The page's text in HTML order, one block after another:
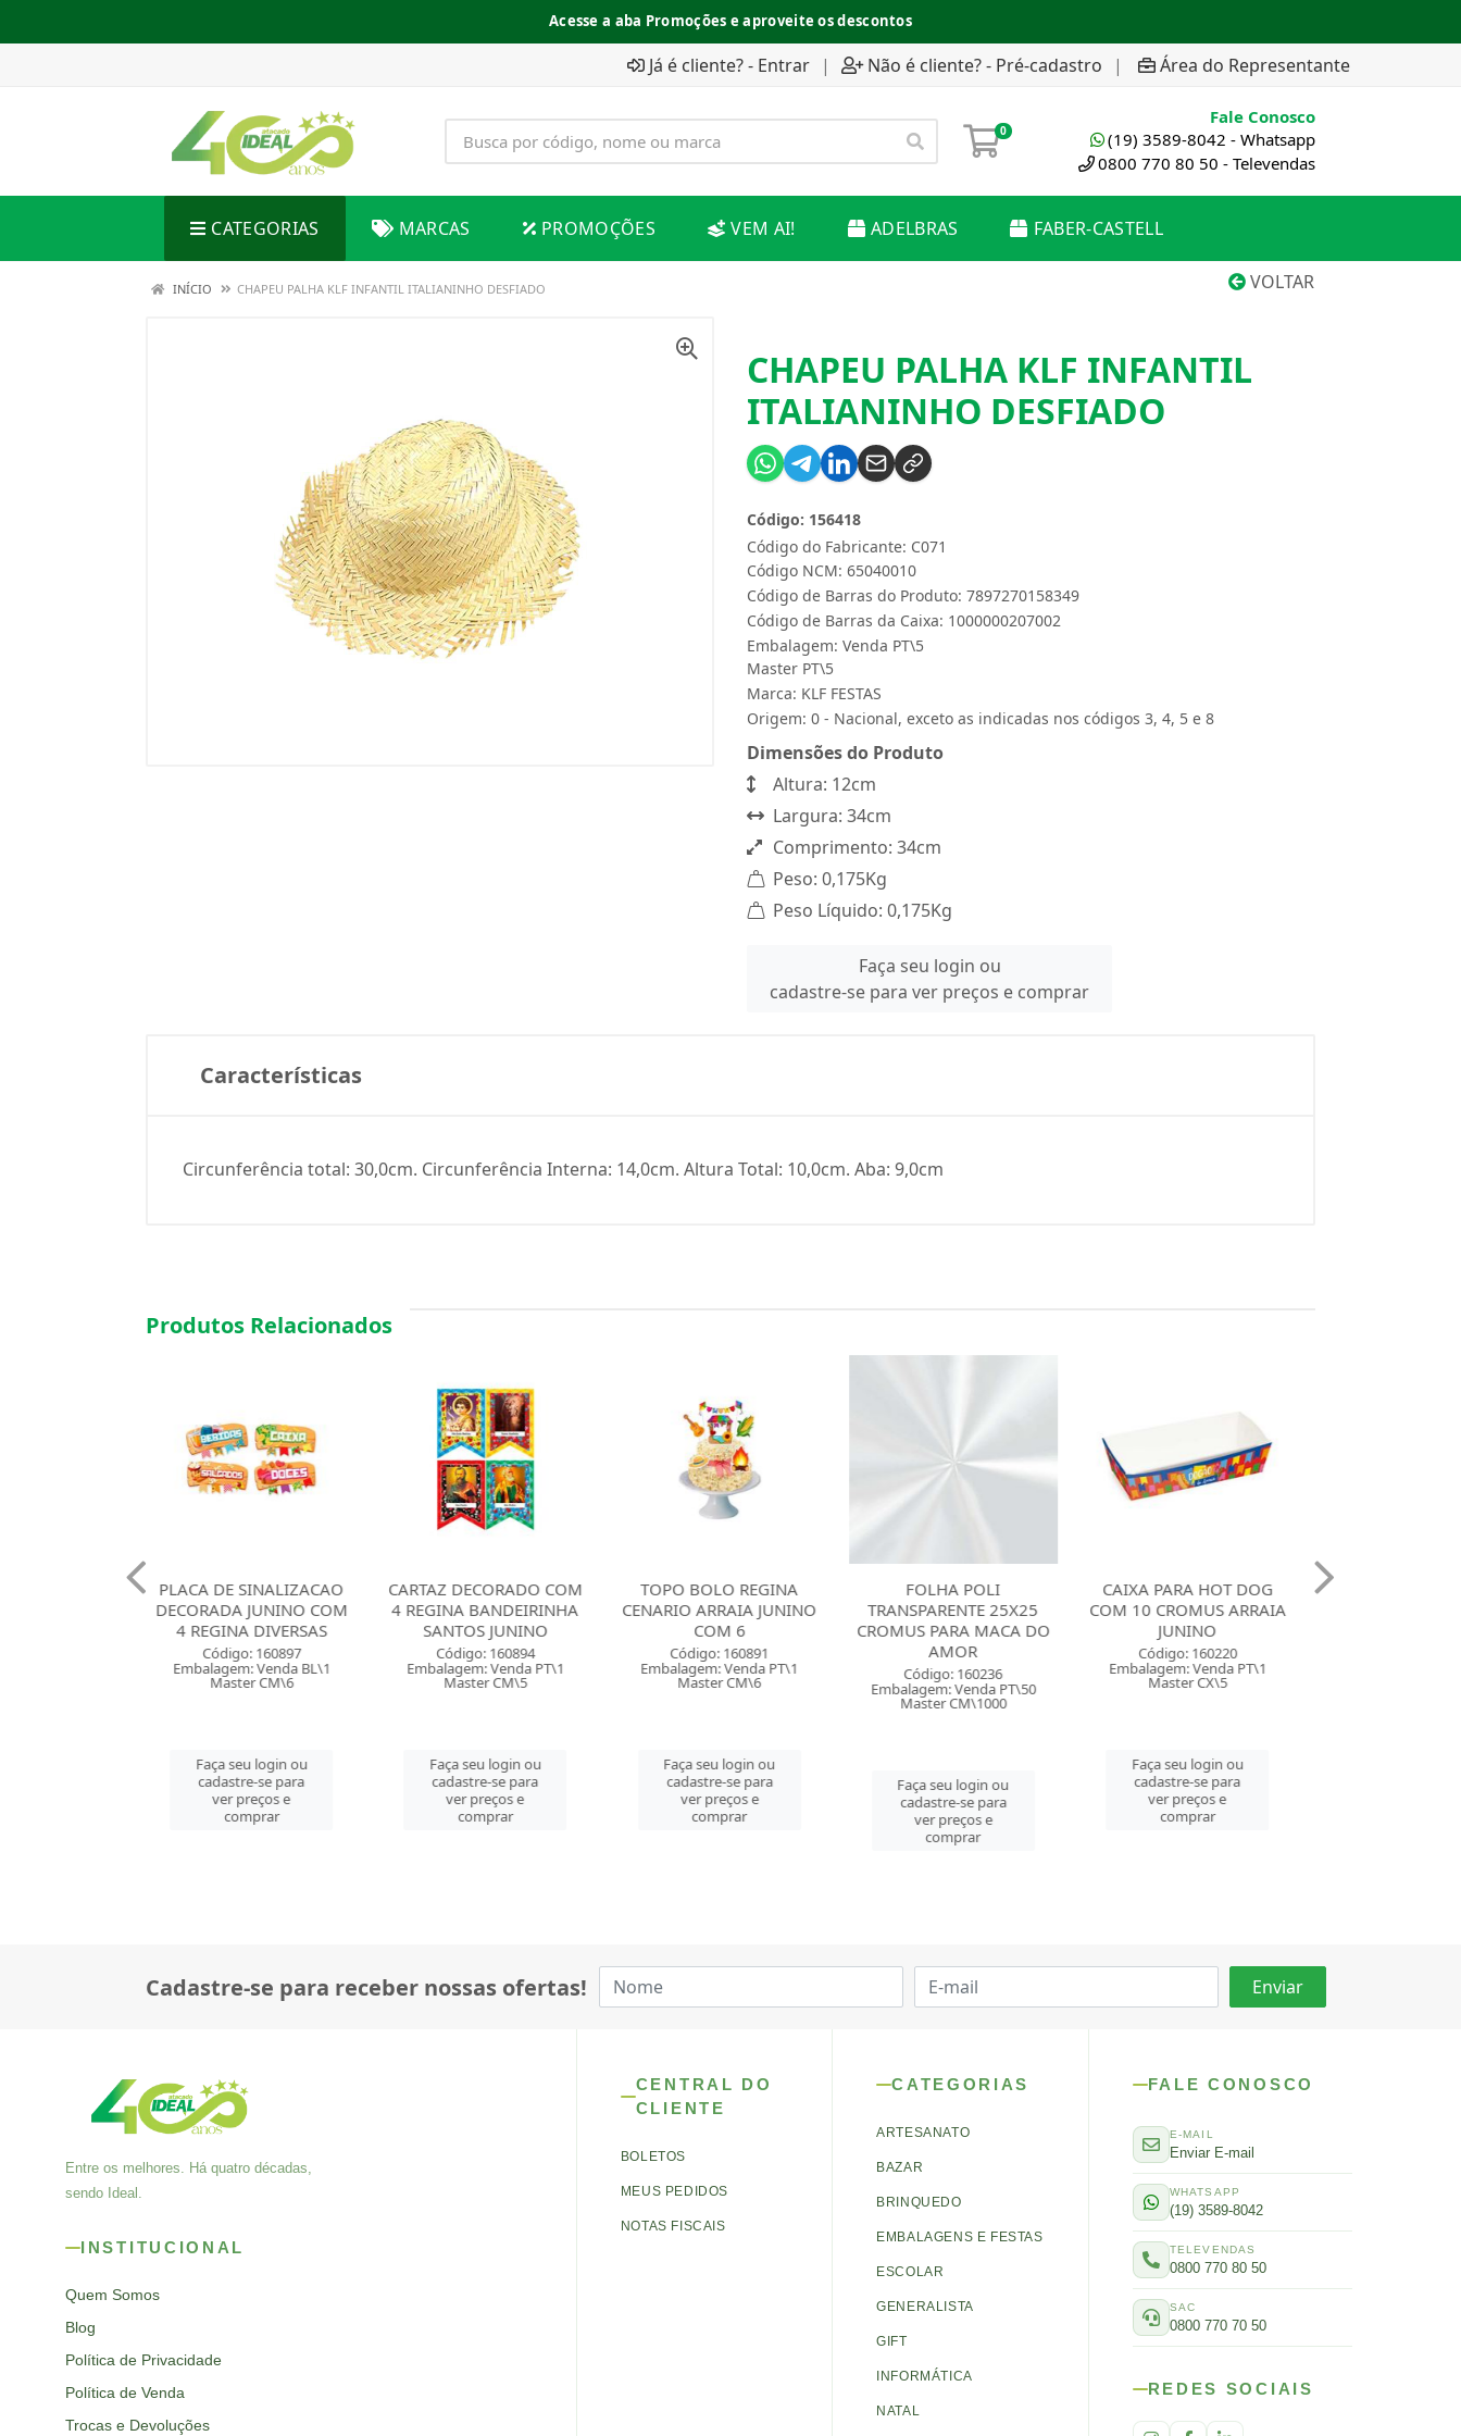
Acesse a aba Promoções e aproveite os descontos
Já é cliente? - Entrar | Não é cliente? - Pré-cadastro | Área do Representante
0
Fale Conosco
(19) 3589-8042 - Whatsapp
0800 770 80 50 - Televendas
CATEGORIAS MARCAS PROMOÇÕES VEM AI! ADELBRAS FABER-CASTELL
VOLTAR
INÍCIO CHAPEU PALHA KLF INFANTIL ITALIANINHO DESFIADO
CHAPEU PALHA KLF INFANTIL
ITALIANINHO DESFIADO
Código do Fabricante: C071
Código: 156418
Código NCM: 65040010
Código de Barras do Produto: 7897270158349
Código de Barras da Caixa: 1000000207002
Embalagem: Venda PT\5
Master PT\5
Marca: KLF FESTAS
Origem: 0 - Nacional, exceto as indicadas nos códigos 3, 4, 5 e 8
Dimensões do Produto
Altura: 12cm
Largura: 34cm
Comprimento: 34cm
Peso: 0,175Kg
Peso Líquido: 0,175Kg
Faça seu login ou
cadastre-se para ver preços e comprar
Características
Circunferência total: 30,0cm. Circunferência Interna: 14,0cm. Altura Total: 10,0cm. Aba: 9,0cm
Produtos Relacionados
CARTAZ DECORADO COM
4 REGINA BANDEIRINHA
SANTOS JUNINO
Código: 160894
Embalagem: Venda PT\1
Master CM\5
Faça seu login ou
cadastre-se para
ver preços e
comprar
TOPO BOLO REGINA
CENARIO ARRAIA JUNINO
COM 6
Código: 160891
Embalagem: Venda PT\1
Master CM\6
Faça seu login ou
cadastre-se para
ver preços e
comprar
FOLHA POLI
TRANSPARENTE 25X25
CROMUS PARA MACA DO
AMOR
Código: 160236
Embalagem: Venda PT\50
Faça seu login ou
cadastre-se para
ver preços e
CAIXA PARA HOT DOG
COM 10 CROMUS ARRAIA
JUNINO
Código: 160220
Embalagem: Venda PT\1
Master CX\5
cadastre-se para
ver preços e
comprar
CAIXA DIVERTIDA PARA 4
BRIGADEIROS CROMUS
ARRAIA JUNINO SORT...
Código: 160216
Embalagem: Venda PT\10
Master PT\10
Faça seu login ou
cadastre-se para
ver preços e
comprar
Cadastre-se para receber nossas ofertas!
Entre os melhores. Há quatro décadas,
sendo Ideal.
INSTITUCIONAL
Quem Somos
Blog
Política de Privacidade
Política de Venda
Trocas e Devoluções
CENTRAL DO
CLIENTE
BOLETOS
MEUS PEDIDOS
NOTAS FISCAIS
CATEGORIAS
ARTESANATO
BAZAR
BRINQUEDO
EMBALAGENS E FESTAS
ESCOLAR
GENERALISTA
GIFT
INFORMÁTICA
NATAL
FALE CONOSCO
E-MAIL
Enviar E-mail
WHATSAPP
(19) 3589-8042
TELEVENDAS
0800 770 80 50
SAC
0800 770 70 50
REDES SOCIAIS